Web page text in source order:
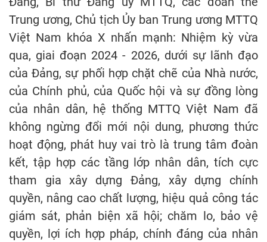
Trung ương, Chủ tịch Ủy ban Trung ương MTTQ
Việt Nam khóa X nhấn mạnh: Nhiệm kỳ vừa
qua, giai đoạn 2024 - 2026, dưới sự lãnh đạo
của Đảng, sự phối hợp chặt chẽ của Nhà nước,
của Chính phủ, của Quốc hội và sự đồng lòng
của nhân dân, hệ thống MTTQ Việt Nam đã
không ngừng đổi mới nội dung, phương thức
hoạt động, phát huy vai trò là trung tâm đoàn
kết, tập hợp các tầng lớp nhân dân, tích cực
tham gia xây dựng Đảng, xây dựng chính
quyền, nâng cao chất lượng, hiệu quả công tác
giám sát, phản biện xã hội; chăm lo, bảo vệ
quyền, lợi ích hợp pháp, chính đáng của nhân